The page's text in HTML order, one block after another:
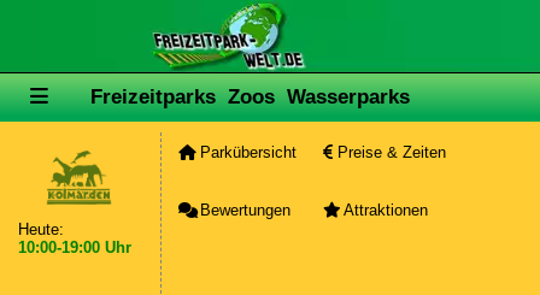
Freizeitparks Zoos Wasserparks
Heute:
10:00-19:00 Uhr
Parkübersicht Preise & Zeiten
Bewertungen Attraktionen